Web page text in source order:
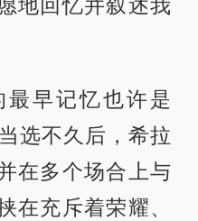
地回忆并叙述我
早记忆也许是
选不久后，希拉
在多个场合上与
在充斥着荣耀、